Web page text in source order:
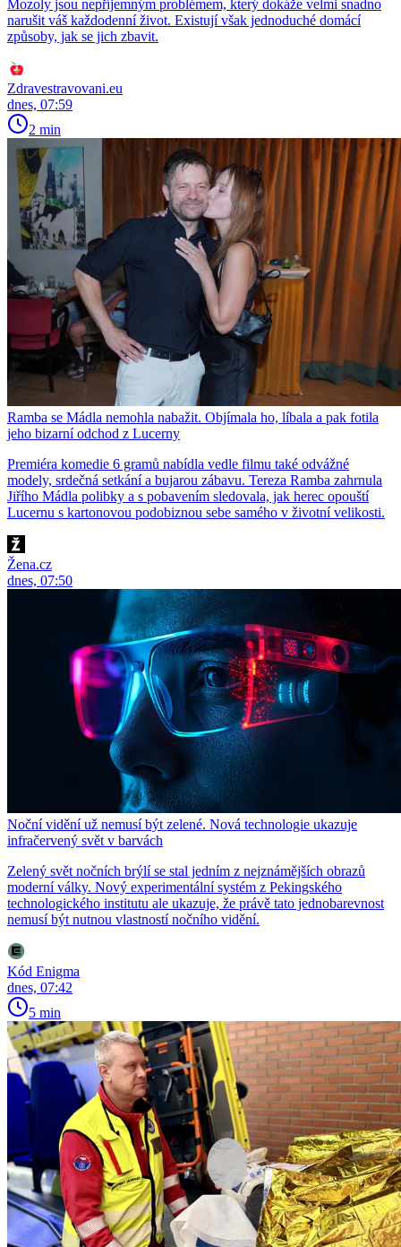
Mozoly jsou nepříjemným problémem, který dokáže velmi snadno
narušit váš každodenní život. Existují však jednoduché domácí
způsoby, jak se jich zbavit.
Zdravestravovani.eu
dnes, 07:59
2 min
Ramba se Mádla nemohla nabažit. Objímala ho, líbala a pak fotila
jeho bizarní odchod z Lucerny
Premiéra komedie 6 gramů nabídla vedle filmu také odvážné
modely, srdečná setkání a bujarou zábavu. Tereza Ramba zahrnula
Jiřího Mádla polibky a s pobavením sledovala, jak herec opouští
Lucernu s kartonovou podobiznou sebe samého v životní velikosti.
Žena.cz
dnes, 07:50
Noční vidění už nemusí být zelené. Nová technologie ukazuje
infračervený svět v barvách
Zelený svět nočních brýlí se stal jedním z nejznámějších obrazů
moderní války. Nový experimentální systém z Pekingského
technologického institutu ale ukazuje, že právě tato jednobarevnost
nemusí být nutnou vlastností nočního vidění.
Kód Enigma
dnes, 07:42
5 min